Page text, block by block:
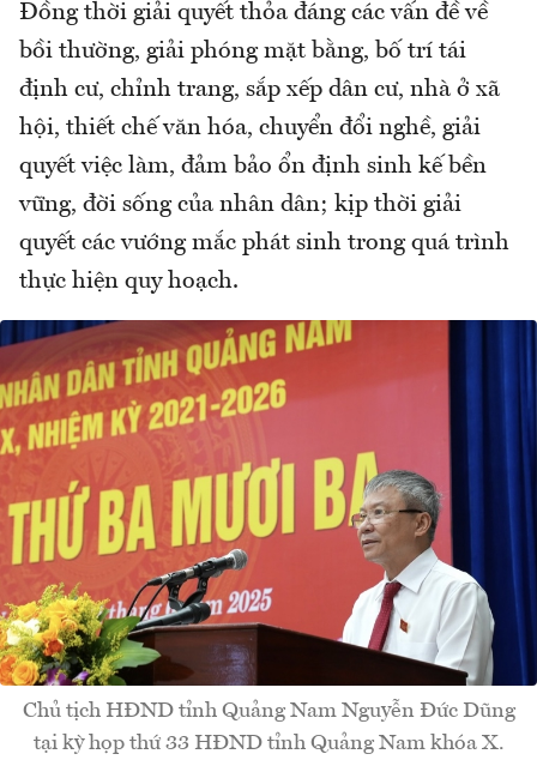
Đồng thời giải quyết thỏa đáng các vấn đề về
bồi thường, giải phóng mặt bằng, bố trí tái
định cư, chỉnh trang, sắp xếp dân cư, nhà ở xã
hội, thiết chế văn hóa, chuyển đổi nghề, giải
quyết việc làm, đảm bảo ổn định sinh kế bền
vững, đời sống của nhân dân; kịp thời giải
quyết các vướng mắc phát sinh trong quá trình
thực hiện quy hoạch.
Chủ tịch HĐND tỉnh Quảng Nam Nguyễn Đức Dũng
tại kỳ họp thứ 33 HĐND tỉnh Quảng Nam khóa X.